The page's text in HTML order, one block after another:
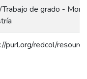
Trabajo de grado -
purl.org/redcol/